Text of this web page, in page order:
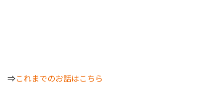
⇒これまでのお話はこちら